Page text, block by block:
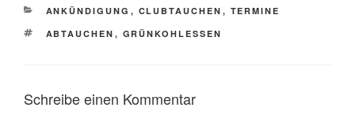
KATEGORIEN
ANKÜNDIGUNG , CLUBTAUCHEN , TERMINE
SCHLAGWÖRTER
ABTAUCHEN , GRÜNKOHLESSEN
Schreibe einen Kommentar